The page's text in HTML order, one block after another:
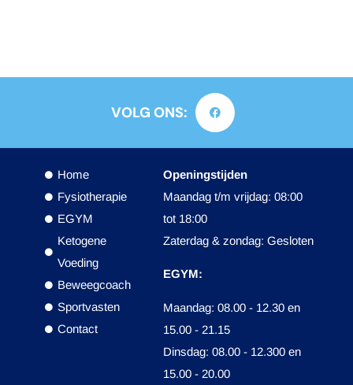
VOLG ONS:
Home
Fysiotherapie
EGYM
Ketogene
Voeding
Beweegcoach
Sportvasten
Contact
Openingstijden
Maandag t/m vrijdag: 08:00
tot 18:00
Zaterdag & zondag: Gesloten
EGYM:
Maandag: 08.00 - 12.30 en
15.00 - 21.15
Dinsdag: 08.00 - 12.300 en
15.00 - 20.00